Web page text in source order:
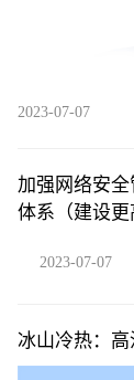
2023-07-07
加强网络安
体系（建设更
2023-07-07
冰山冷热：